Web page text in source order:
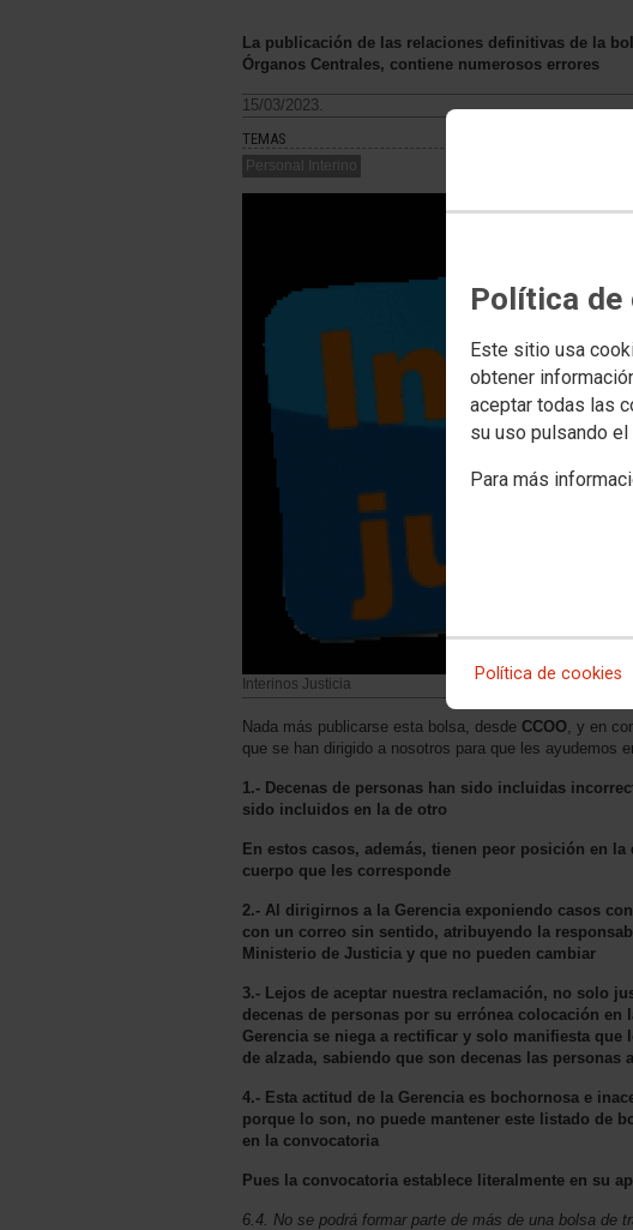
Política de
Este sitio usa
obtener
aceptar todas las
su uso pulsando
Para más
Política de cookies
La publicación de las relaciones definitivas de la
Órganos Centrales, contiene numerosos errores
15/03/2023.
TEMAS
Personal Interino
Interinos Justicia
Nada más publicarse esta bolsa, desde CCOO , y en
que se han dirigido a nosotros para que les ayudemos
1.- Decenas de personas han sido incluidas
sido incluidos en la de otro
En estos casos, además, tienen peor posición en
cuerpo que les corresponde
2.- Al dirigirnos a la Gerencia exponiendo casos
con un correo sin sentido, atribuyendo la
Ministerio de Justicia y que no pueden cambiar
3.- Lejos de aceptar nuestra reclamación, no solo
decenas de personas por su errónea colocación
Gerencia se niega a rectificar y solo manifiesta
de alzada, sabiendo que son decenas las personas
4.- Esta actitud de la Gerencia es bochornosa e
porque lo son, no puede mantener este listado de
en la convocatoria
Pues la convocatoria establece literalmente en su
6.4. No se podrá formar parte de más de una bolsa de